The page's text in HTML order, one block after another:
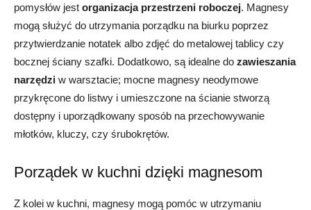
pomysłów jest organizacja przestrzeni roboczej. Magnesy
mogą służyć do utrzymania porządku na biurku poprzez
przytwierdzanie notatek albo zdjęć do metalowej tablicy czy
bocznej ściany szafki. Dodatkowo, są idealne do zawieszania
narzędzi w warsztacie; mocne magnesy neodymowe
przykręcone do listwy i umieszczone na ścianie stworzą
dostępny i uporządkowany sposób na przechowywanie
młotków, kluczy, czy śrubokrętów.
Porządek w kuchni dzięki magnesom
Z kolei w kuchni, magnesy mogą pomóc w utrzymaniu